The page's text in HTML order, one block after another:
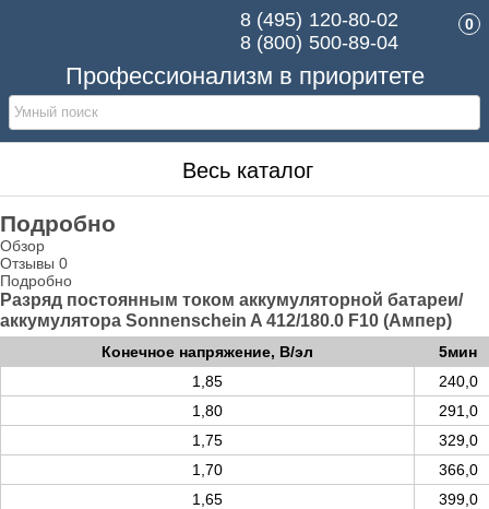
Профессионализм в приоритете
8 (495) 120-80-02
8 (800) 500-89-04
0
Весь каталог
Подробно
Обзор
Отзывы 0
Подробно
Разряд постоянным током аккумуляторной батареи/
аккумулятора Sonnenschein A 412/180.0 F10 (Ампер)
Конечное напряжение, В/эл
5мин
1,85
240,0
1,80
291,0
1,75
329,0
1,70
366,0
1,65
399,0